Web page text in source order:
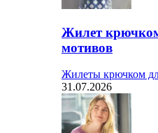
Жилет
мотивов
Жилеты крючком
31.07.2026